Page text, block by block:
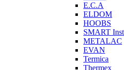
E.C.A
ELDOM
HOOBS
SMART
METALAC
EVAN
Termica
Thermex